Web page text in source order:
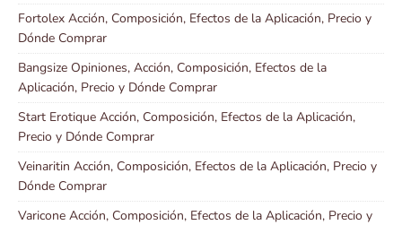
Fortolex Acción, Composición, Efectos de la Aplicación, Precio y
Dónde Comprar
Bangsize Opiniones, Acción, Composición, Efectos de la
Aplicación, Precio y Dónde Comprar
Start Erotique Acción, Composición, Efectos de la Aplicación,
Precio y Dónde Comprar
Veinaritin Acción, Composición, Efectos de la Aplicación, Precio y
Dónde Comprar
Varicone Acción, Composición, Efectos de la Aplicación, Precio y